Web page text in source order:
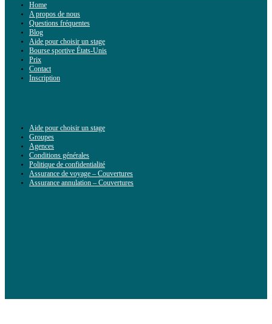
Home
A propos de nous
Questions fréquentes
Blog
Aide pour choisir un stage
Bourse sportive États-Unis
Prix
Contact
Inscription
Aide pour choisir un stage
Groupes
Agences
Conditions générales
Politique de confidentialité
Assurance de voyage – Couvertures
Assurance annulation – Couvertures